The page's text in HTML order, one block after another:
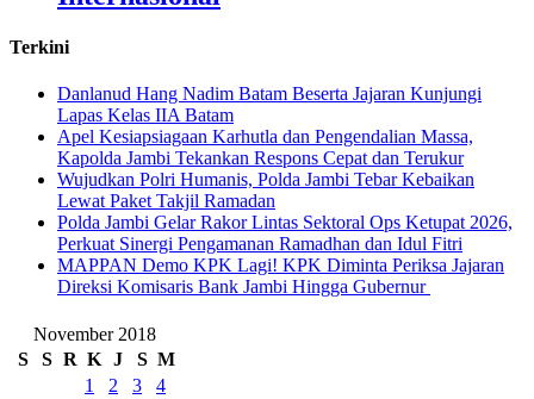
Terkini
Danlanud Hang Nadim Batam Beserta Jajaran Kunjungi
Lapas Kelas IIA Batam
Apel Kesiapsiagaan Karhutla dan Pengendalian Massa,
Kapolda Jambi Tekankan Respons Cepat dan Terukur
Wujudkan Polri Humanis, Polda Jambi Tebar Kebaikan
Lewat Paket Takjil Ramadan
Polda Jambi Gelar Rakor Lintas Sektoral Ops Ketupat 2026,
Perkuat Sinergi Pengamanan Ramadhan dan Idul Fitri
‎MAPPAN Demo KPK Lagi! KPK Diminta Periksa Jajaran
Direksi Komisaris Bank Jambi Hingga Gubernur ‎
November 2018
S
S R K J S M
1
2 3
4